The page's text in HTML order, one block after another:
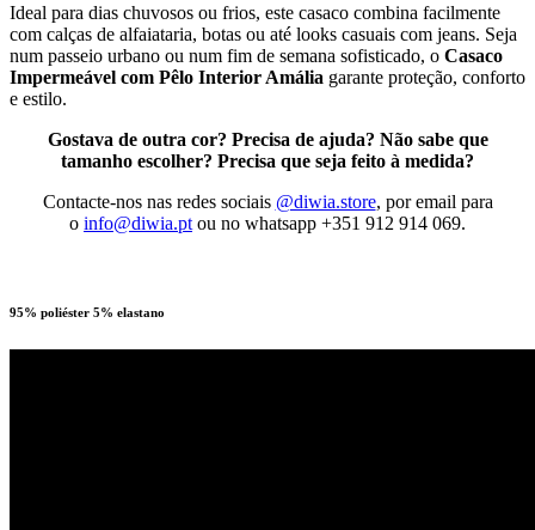
Ideal para dias chuvosos ou frios, este casaco combina facilmente
com calças de alfaiataria, botas ou até looks casuais com jeans. Seja
num passeio urbano ou num fim de semana sofisticado, o Casaco
Impermeável com Pêlo Interior Amália garante proteção, conforto
e estilo.
Gostava de outra cor? Precisa de ajuda? Não sabe que
tamanho escolher? Precisa que seja feito à medida?
Contacte-nos nas redes sociais @diwia.store, por email para
o info@diwia.pt ou no whatsapp +351 912 914 069.
95% poliéster 5% elastano